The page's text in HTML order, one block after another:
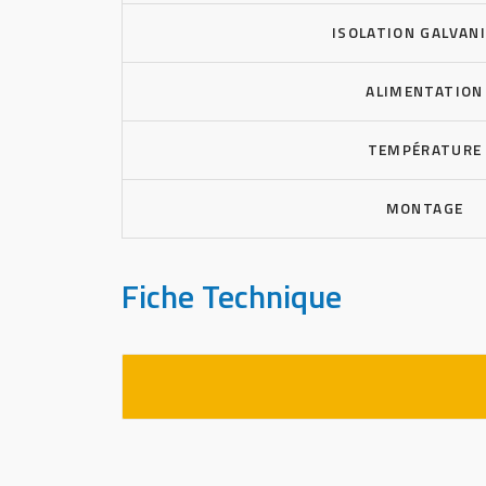
ISOLATION
ALIMENTATION
TEMPÉRATURE
MONTAGE
Fiche Technique